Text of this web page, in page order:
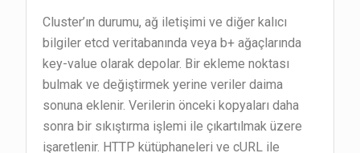
Cluster’ın durumu, ağ iletişimi ve diğer kalıcı
bilgiler etcd veritabanında veya b+ ağaçlarında
key-value olarak depolar. Bir ekleme noktası
bulmak ve değiştirmek yerine veriler daima
sonuna eklenir. Verilerin önceki kopyaları daha
sonra bir sıkıştırma işlemi ile çıkartılmak üzere
işaretlenir. HTTP kütüphaneleri ve cURL ile